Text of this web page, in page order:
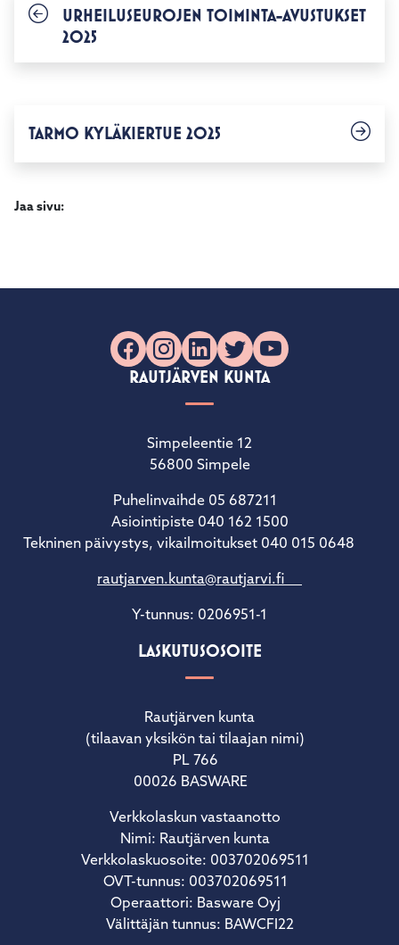
URHEILUSEUROJEN TOIMINTA-AVUSTUKSET
2025
TARMO KYLÄKIERTUE 2025
Jaa sivu:
Facebook
Instagram
LinkedIn
X YouTube
RAUTJÄRVEN KUNTA
Simpeleentie 12
56800 Simpele
Puhelinvaihde 05 687211
Asiointipiste 040 162 1500
Tekninen päivystys, vikailmoitukset 040 015 0648
rautjarven.kunta@rautjarvi.fi
Y-tunnus: 0206951-1
LASKUTUSOSOITE
Rautjärven kunta
(tilaavan yksikön tai tilaajan nimi)
PL 766
00026 BASWARE
Verkkolaskun vastaanotto
Nimi: Rautjärven kunta
Verkkolaskuosoite: 003702069511
OVT-tunnus: 003702069511
Operaattori: Basware Oyj
Välittäjän tunnus: BAWCFI22